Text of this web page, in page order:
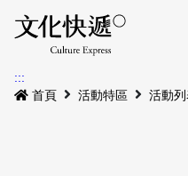
最新公告
:::
首頁
活動特區 活動